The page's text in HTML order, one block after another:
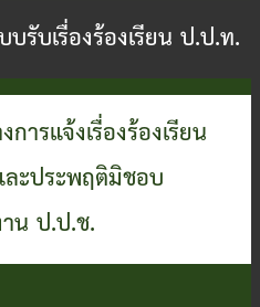
บรับเรื่องร้องเรียน ป.ป.ท.
การแจ้งเรื่องร้องเรียน
ะประพฤติมิชอบ
น ป.ป.ช.